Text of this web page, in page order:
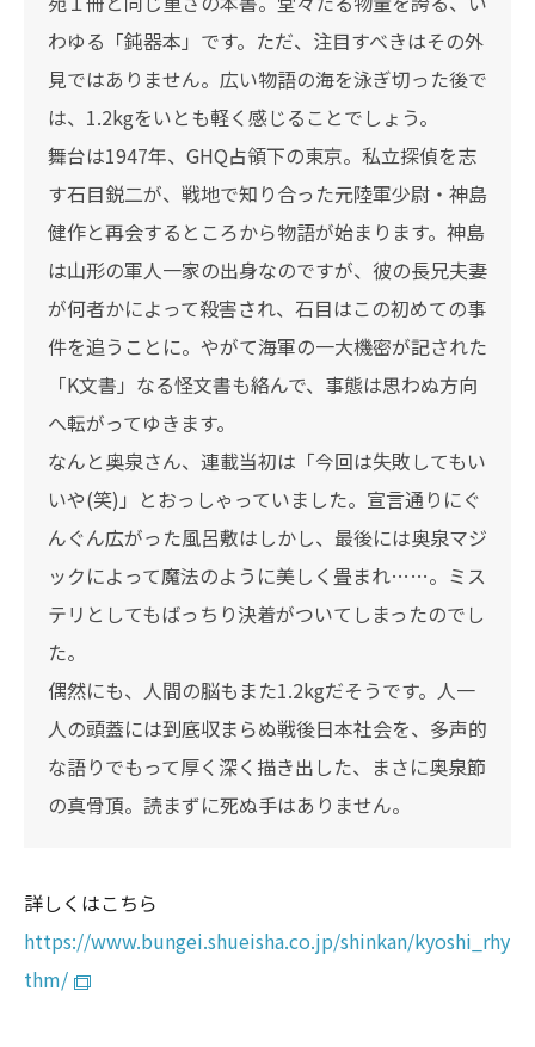
わゆる「鈍器本」です。ただ、注目すべきはその外
見ではありません。広い物語の海を泳ぎ切った後で
は、1.2kgをいとも軽く感じることでしょう。
舞台は1947年、GHQ占領下の東京。私立探偵を志
す石目鋭二が、戦地で知り合った元陸軍少尉・神島
健作と再会するところから物語が始まります。神島
は山形の軍人一家の出身なのですが、彼の長兄夫妻
が何者かによって殺害され、石目はこの初めての事
件を追うことに。やがて海軍の一大機密が記された
「K文書」なる怪文書も絡んで、事態は思わぬ方向
へ転がってゆきます。
なんと奥泉さん、連載当初は「今回は失敗してもい
いや(笑)」とおっしゃっていました。宣言通りにぐ
んぐん広がった風呂敷はしかし、最後には奥泉マジ
ックによって魔法のように美しく畳まれ……。ミス
テリとしてもばっちり決着がついてしまったのでし
た。
偶然にも、人間の脳もまた1.2kgだそうです。人一
人の頭蓋には到底収まらぬ戦後日本社会を、多声的
な語りでもって厚く深く描き出した、まさに奥泉節
の真骨頂。読まずに死ぬ手はありません。
詳しくはこちら
https://www.bungei.shueisha.co.jp/shinkan/kyoshi_rhy
thm/